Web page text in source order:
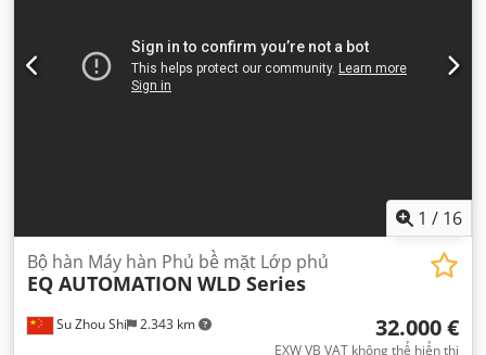
1 / 16
Su Zhou Shi 2.343 km
Bộ hàn Máy hàn Phủ bề mặt Lớp phủ
EQ AUTOMATION WLD Series
32.000 €
EXW VB VAT không thể hiển thị